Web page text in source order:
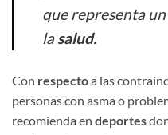
que representa
lasalud.
Con respectoa las
personas con asma o
recomienda en deportes